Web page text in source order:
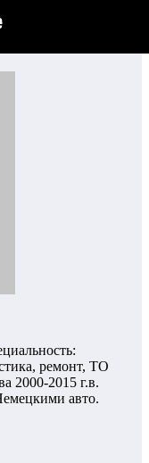
ремонт, ТО
2000-2015 г.в.
авто.